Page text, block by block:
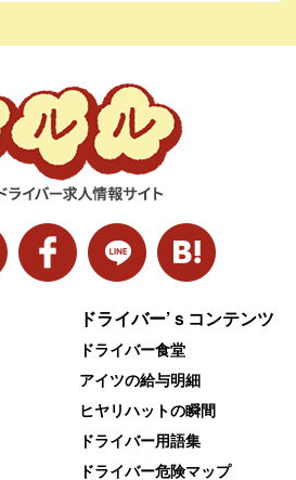
ドライバー’ｓコンテンツ
ドライバー食堂
アイツの給与明細
ヒヤリハットの瞬間
ドライバー用語集
ドライバー危険マップ